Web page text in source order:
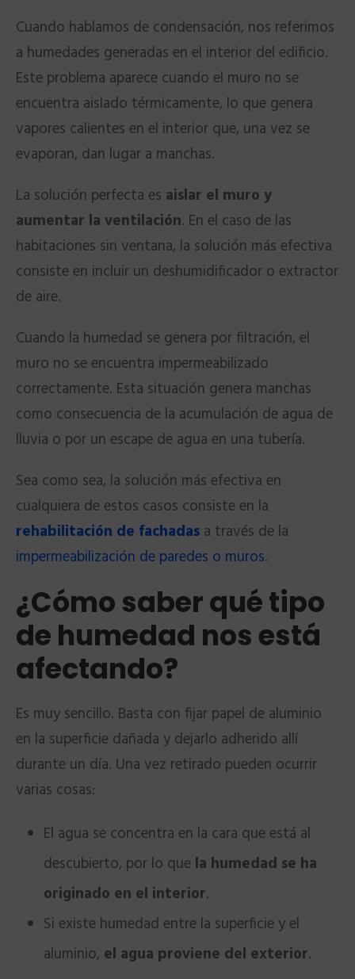
Cuando hablamos de condensación, nos referimos
a humedades generadas en el interior del edificio.
Este problema aparece cuando el muro no se
encuentra aislado térmicamente, lo que genera
vapores calientes en el interior que, una vez se
evaporan, dan lugar a manchas.
La solución perfecta es aislar el muro y
aumentar la ventilación. En el caso de las
habitaciones sin ventana, la solución más efectiva
consiste en incluir un deshumidificador o extractor
de aire.
Cuando la humedad se genera por filtración, el
muro no se encuentra impermeabilizado
correctamente. Esta situación genera manchas
como consecuencia de la acumulación de agua de
lluvia o por un escape de agua en una tubería.
Sea como sea, la solución más efectiva en
cualquiera de estos casos consiste en la
rehabilitación de fachadas a través de la
impermeabilización de paredes o muros.
¿Cómo saber qué tipo
de humedad nos está
afectando?
Es muy sencillo. Basta con fijar papel de aluminio
en la superficie dañada y dejarlo adherido allí
durante un día. Una vez retirado pueden ocurrir
varias cosas:
El agua se concentra en la cara que está al
descubierto, por lo que la humedad se ha
originado en el interior.
Si existe humedad entre la superficie y el
aluminio, el agua proviene del exterior.